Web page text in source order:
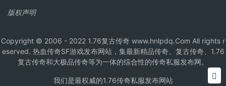
版权声明
Copyright © 2006 - 2022 1.76复古传奇 www.hnlpdq.Com All rights r
eserved. 热血传奇SF游戏发布网站，集最新精品传奇、复古传奇、1.76
复古传奇和大极品传奇等为一体的综合性的传奇私服发布网。
我们是最权威的1.76传奇私服发布网站